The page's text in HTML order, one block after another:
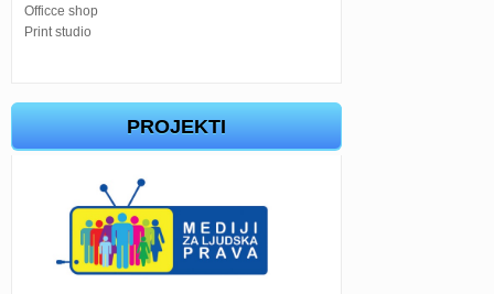
Officce shop
Print studio
PROJEKTI